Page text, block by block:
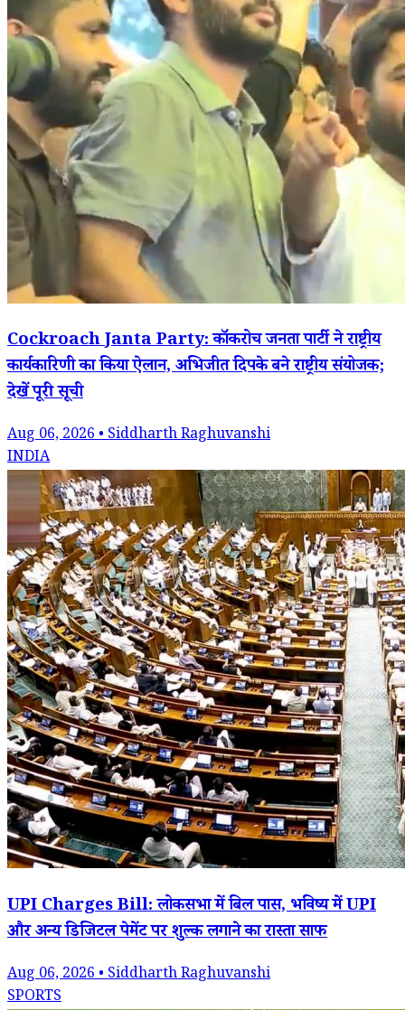
Cockroach Janta Party: कॉकरोच जनता पार्टी ने राष्ट्रीय
कार्यकारिणी का किया ऐलान, अभिजीत दिपके बने राष्ट्रीय संयोजक;
देखें पूरी सूची
Aug 06, 2026 • Siddharth Raghuvanshi
INDIA
UPI Charges Bill: लोकसभा में बिल पास, भविष्य में UPI
और अन्य डिजिटल पेमेंट पर शुल्क लगाने का रास्ता साफ
Aug 06, 2026 • Siddharth Raghuvanshi
SPORTS